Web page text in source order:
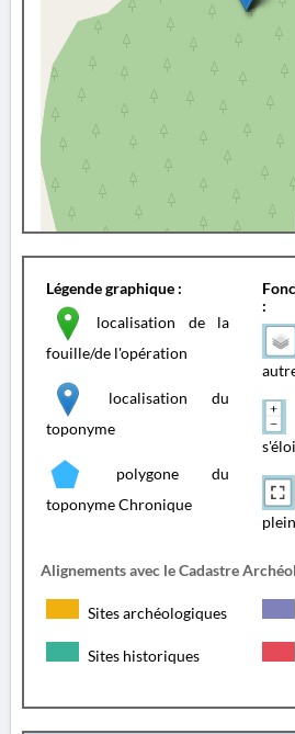
Légende graphique :
localisation de la
fouille/de l'opération
localisation du
toponyme
polygone du
toponyme Chronique
:
Alignements avec le Cadastre
Sites archéologiques
Sites historiques